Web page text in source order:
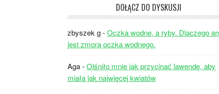
DOŁĄCZ DO DYSKUSJI
zbyszek g-Oczka wodne, a ryby. Dlaczego
jest zmorą oczka wodnego.
Aga-Olśniło mnie jak przycinać lawendę, aby
miała jak najwięcej kwiatów